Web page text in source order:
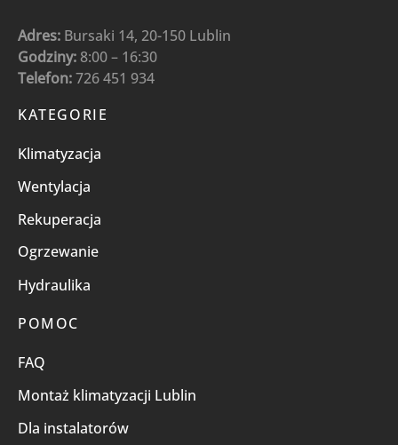
Adres: Bursaki 14, 20-150 Lublin
Godziny: 8:00 – 16:30
Telefon:726 451 934
KATEGORIE
Klimatyzacja
Wentylacja
Rekuperacja
Ogrzewanie
Hydraulika
POMOC
FAQ
Montaż klimatyzacji Lublin
Dla instalatorów